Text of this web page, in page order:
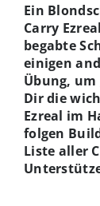
Ein
Carry
begabte
einigen
Übung,
Dir die
Ezreal im
folgen
Liste aller